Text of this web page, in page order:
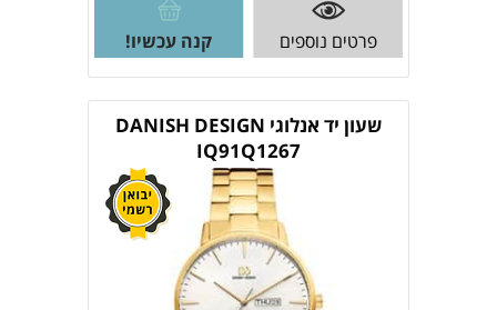
פרטים נוספים קנה עכשיו!
שעון יד אנלוגי DANISH DESIGN
IQ91Q1267